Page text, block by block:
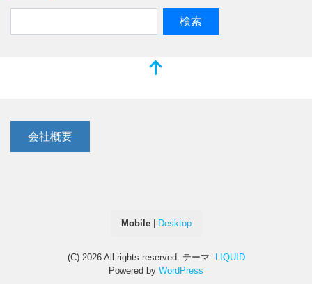
会社概要
Mobile| Desktop
(C) 2026 All rights reserved. テーマ: LIQUID
Powered by WordPress